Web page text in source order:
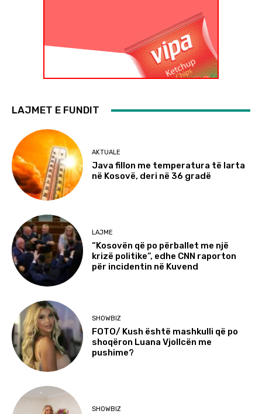
LAJMET E FUNDIT
AKTUALE
Java fillon me temperatura të larta
në Kosovë, deri në 36 gradë
LAJME
“Kosovën që po përballet me një
krizë politike”, edhe CNN raporton
për incidentin në Kuvend
SHOWBIZ
FOTO/ Kush është mashkulli që po
shoqëron Luana Vjollcën me
pushime?
SHOWBIZ